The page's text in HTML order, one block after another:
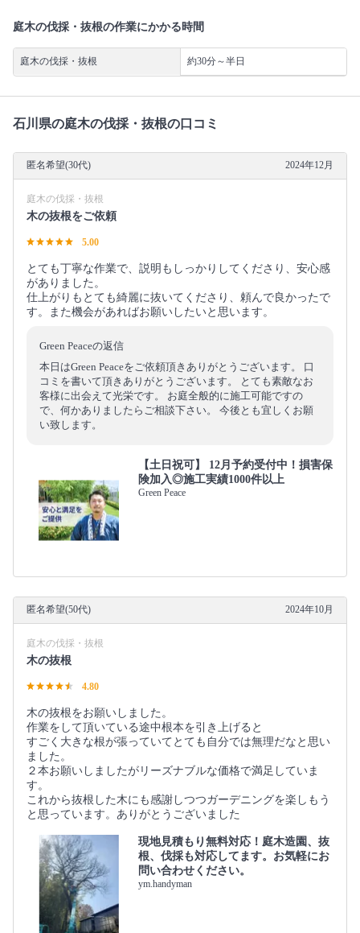
庭木の伐採・抜根の作業にかかる時間
庭木の伐採・抜根 約30分～半日
石川県の庭木の伐採・抜根の口コミ
匿名希望(30代) 2024年12月
庭木の伐採・抜根
木の抜根をご依頼
5.00
とても丁寧な作業で、説明もしっかりしてくださり、安心感
がありました。
仕上がりもとても綺麗に抜いてくださり、頼んで良かったで
す。また機会があればお願いしたいと思います。
Green Peaceの返信
本日はGreen Peaceをご依頼頂きありがとうございます。 口
コミを書いて頂きありがとうございます。 とても素敵なお
客様に出会えて光栄です。 お庭全般的に施工可能ですの
で、何かありましたらご相談下さい。 今後とも宜しくお願
い致します。
【土日祝可】 12月予約受付中！損害保
険加入◎施工実績1000件以上
Green Peace
匿名希望(50代) 2024年10月
庭木の伐採・抜根
木の抜根
4.80
木の抜根をお願いしました。
作業をして頂いている途中根本を引き上げると
すごく大きな根が張っていてとても自分では無理だなと思い
ました。
２本お願いしましたがリーズナブルな価格で満足していま
す。
これから抜根した木にも感謝しつつガーデニングを楽しもう
と思っています。ありがとうございました
現地見積もり無料対応！庭木造園、抜
根、伐採も対応してます。お気軽にお
問い合わせください。
ym.handyman